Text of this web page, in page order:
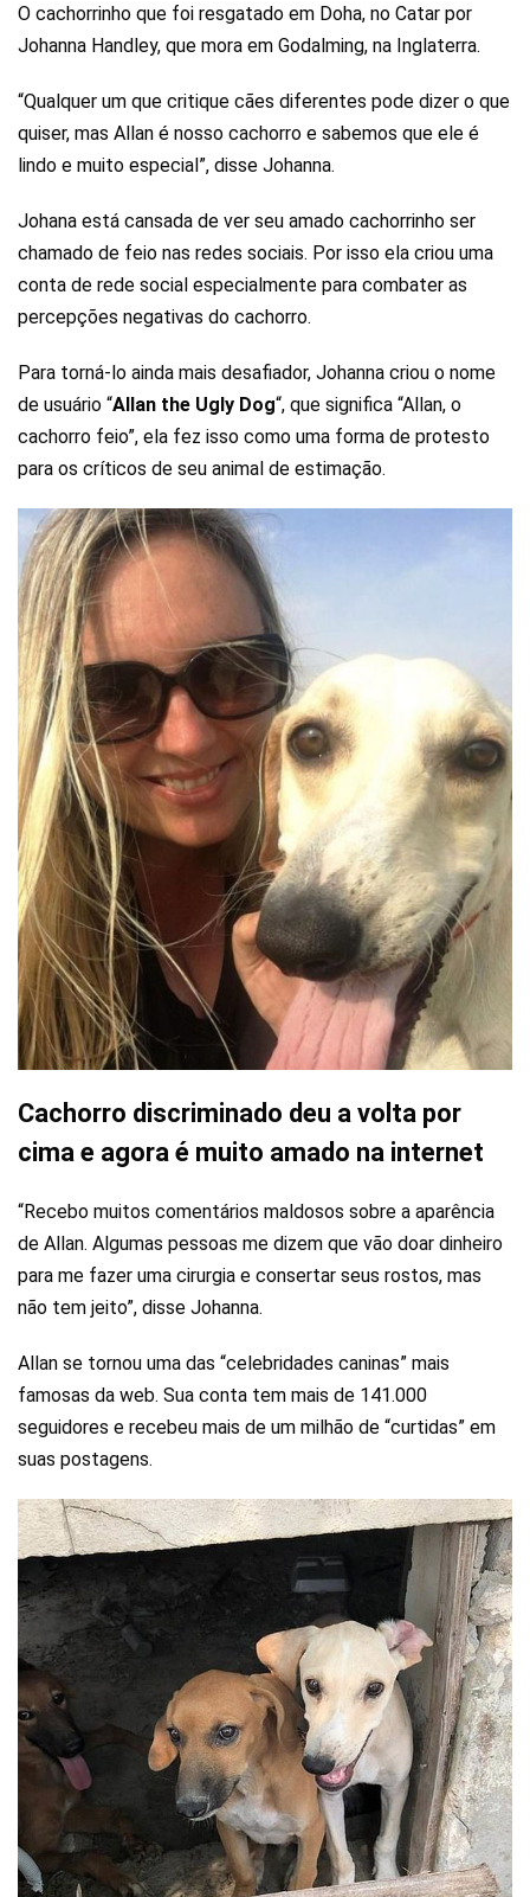
O cachorrinho que foi resgatado em Doha, no Catar por
Johanna Handley, que mora em Godalming, na Inglaterra.
“Qualquer um que critique cães diferentes pode dizer o que
quiser, mas Allan é nosso cachorro e sabemos que ele é
lindo e muito especial”, disse Johanna.
Johana está cansada de ver seu amado cachorrinho ser
chamado de feio nas redes sociais. Por isso ela criou uma
conta de rede social especialmente para combater as
percepções negativas do cachorro.
Para torná-lo ainda mais desafiador, Johanna criou o nome
de usuário “Allan the Ugly Dog“, que significa “Allan, o
cachorro feio”, ela fez isso como uma forma de protesto
para os críticos de seu animal de estimação.
Cachorro discriminado deu a volta por
cima e agora é muito amado na internet
“Recebo muitos comentários maldosos sobre a aparência
de Allan. Algumas pessoas me dizem que vão doar dinheiro
para me fazer uma cirurgia e consertar seus rostos, mas
não tem jeito”, disse Johanna.
Allan se tornou uma das “celebridades caninas” mais
famosas da web. Sua conta tem mais de 141.000
seguidores e recebeu mais de um milhão de “curtidas” em
suas postagens.